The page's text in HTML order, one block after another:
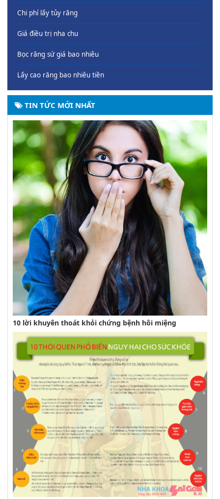
Chi phí lấy tủy răng
Giá điều trị nha chu
Bọc răng sứ giá bao nhiêu
Lấy cao răng bao nhiêu tiền
TIN TỨC MỚI NHẤT
10 lời khuyên thoát khỏi chứng bệnh hôi miệng